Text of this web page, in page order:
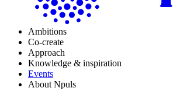
Ambitions
Co-create
Approach
Knowledge & inspiration
Events
About Npuls